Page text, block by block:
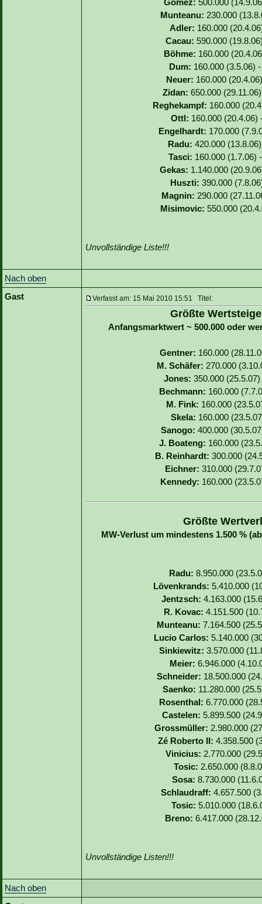
Gomez: 500.000
Munteanu: 230.000
Adler: 160.000
Cacau: 590.000
Böhme: 160.000
Dum: 160.000 (3.5.06)
Neuer: 160.000
Zidan: 650.000
Reghekampf: 160.000
Ottl: 160.000
Engelhardt: 170.000
Radu: 420.000
Tasci: 160.000 (1.7.06)
Gekas: 1.140.000
Huszti: 390.000
Magnin: 290.000
Misimovic: 550.000
Unvollständige Liste!!!
Nach oben
Gast
Verfasst am: 15 Mai 2010 15:51 Titel:
Größte
Anfangsmarktwert ~ 500.000 oder
Gentner: 160.000
M. Schäfer: 270.000
Jones: 350.000
Bechmann: 160.000
M. Fink: 160.000
Skela: 160.000
Sanogo: 400.000
J. Boateng: 160.000
B. Reinhardt:300.000
Eichner: 310.000
Kennedy: 160.000
Größte
MW-Verlust um mindestens 1.500 %
Radu: 8.950.000
Lövenkrands: 5.410.000
Jentzsch: 4.163.000
R. Kovac: 4.151.500
Munteanu: 7.164.500
Lucio Carlos: 5.140.000
Sinkiewitz: 3.570.000
Meier: 6.946.000
Schneider: 18.500.000
Saenko: 11.280.000
Rosenthal: 6.770.000
Castelen: 5.899.500
Grossmüller: 2.980.000
Zé Roberto II: 4.358.500
Vinicius: 2.770.000
Tosic: 2.650.000
Sosa: 8.730.000
Schlaudraff: 4.657.500
Tosic: 5.010.000
Breno: 6.417.000
Unvollständige Listen!!!
Nach oben